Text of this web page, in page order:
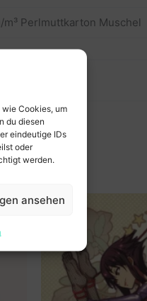
Cookies, um
du diesen
eindeutige IDs
oder
werden.
ansehen
m³ Perlmuttkarton Muschel